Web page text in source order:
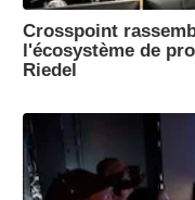
Crosspoint
l'écosystème de
Riedel